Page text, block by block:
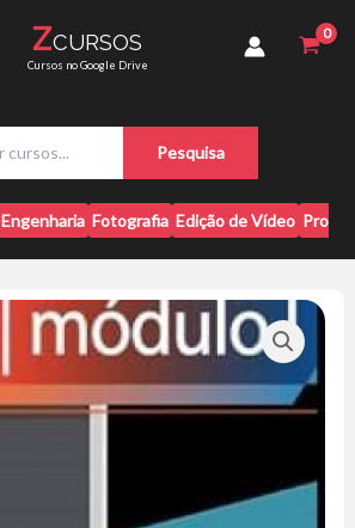
ZCURSOS
Cursos no Google Drive
s
q
u
i
a
r
Pesquisa
Engenharia Fotografia Edição de Vídeo